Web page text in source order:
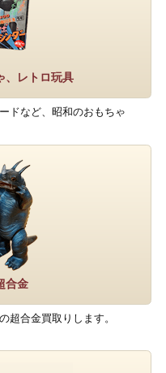
、レトロ玩具
ドなど、昭和のおもちゃ
合金
超合金買取りします。